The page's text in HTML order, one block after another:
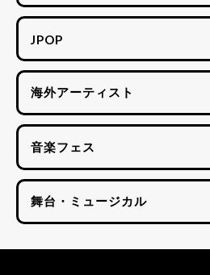
JPOP
海外アーティスト
音楽フェス
舞台・ミュージカル